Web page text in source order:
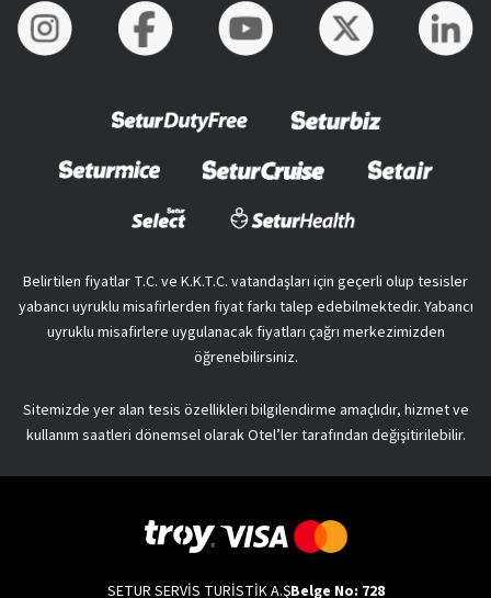
Belirtilen fiyatlar T.C. ve K.K.T.C. vatandaşları için geçerli olup tesisler
yabancı uyruklu misafirlerden fiyat farkı talep edebilmektedir. Yabancı
uyruklu misafirlere uygulanacak fiyatları çağrı merkezimizden
öğrenebilirsiniz.
Sitemizde yer alan tesis özellikleri bilgilendirme amaçlıdır, hizmet ve
kullanım saatleri dönemsel olarak Otel’ler tarafından değişitirilebilir.
SETUR SERVİS TURİSTİK A.ŞBelge No: 728